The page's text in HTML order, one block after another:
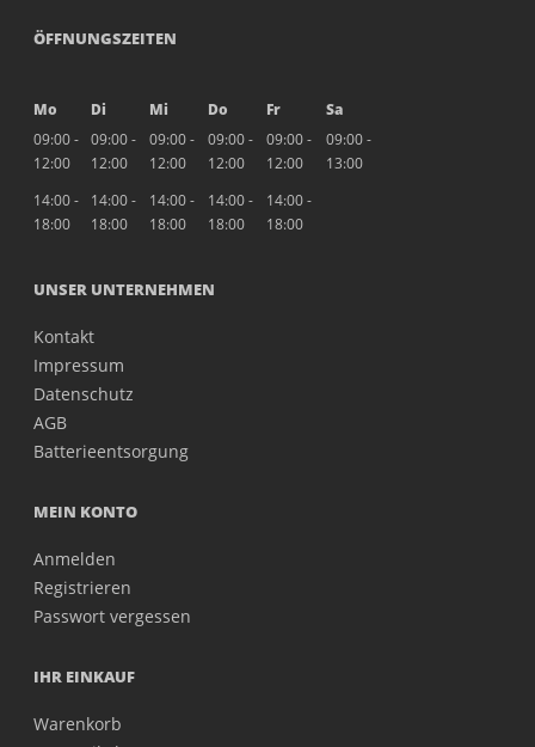
ÖFFNUNGSZEITEN
Mo Di Mi Do Fr
Sa
09:00 -
12:00
09:00 -
12:00
09:00 -
12:00
09:00 -
12:00
09:00 -
12:00
09:00 -
13:00
14:00 -
18:00
14:00 -
18:00
14:00 -
18:00
14:00 -
18:00
14:00 -
18:00
UNSER UNTERNEHMEN
Kontakt
Impressum
Datenschutz
AGB
Batterieentsorgung
MEIN KONTO
Anmelden
Registrieren
Passwort vergessen
IHR EINKAUF
Warenkorb